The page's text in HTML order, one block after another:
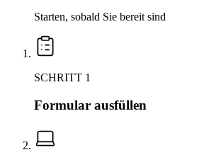
Starten, sobald Sie bereit sind
SCHRITT 1
Formular ausfüllen